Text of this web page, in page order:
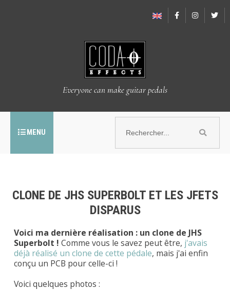
Everyone can make guitar pedals
MENU
CLONE DE JHS SUPERBOLT ET LES JFETS
DISPARUS
Voici ma dernière réalisation : un clone de JHS
Superbolt ! Comme vous le savez peut être, j'avais
déjà réalisé un clone de cette pédale, mais j'ai enfin
conçu un PCB pour celle-ci !
Voici quelques photos :